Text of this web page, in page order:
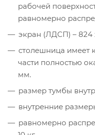
рабочей
равномерно
экран (ЛДСП) – 824
столешница имеет
части полностью
мм.
размер тумбы
внутренние
равномерно